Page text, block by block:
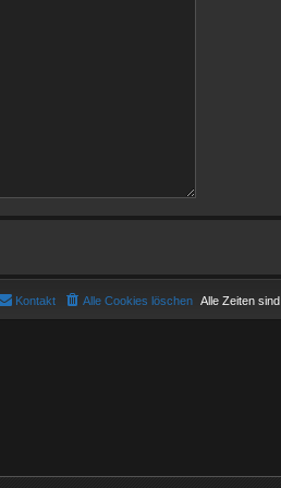
Alle Zeiten sind
Alle Cookies löschen
Kontakt